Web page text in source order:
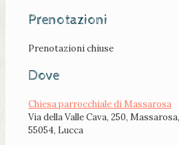
Prenotazioni
Prenotazioni chiuse
Dove
Chiesa parrocchiale di Massarosa
Via della Valle Cava, 250,
55054, Lucca